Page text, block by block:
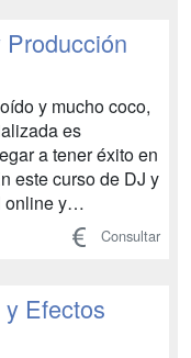
y mucho coco,
es
a tener éxito en
este curso de DJ y
online y
mm
desde tu primer
en activo en
¿Sab...
Consultar
Efectos